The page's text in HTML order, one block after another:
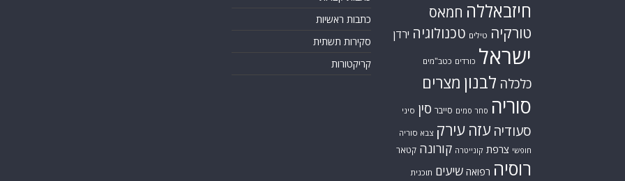
חיזבאללה חמאס
טורקיה טילים טכנולוגיה ירדן
ישראל כורדים כטב"מים
כלכלה לבנון מצרים
סוריה סחר סמים סייבר סין סיני
סעודיה עזה עירק צבא סוריה
חופשי צרפת קונייטרה קורונה קטאר
רוסיה רפואה שיעים תוכנית
כתבות ראשיות
סקירות תשתית
קריקטורות